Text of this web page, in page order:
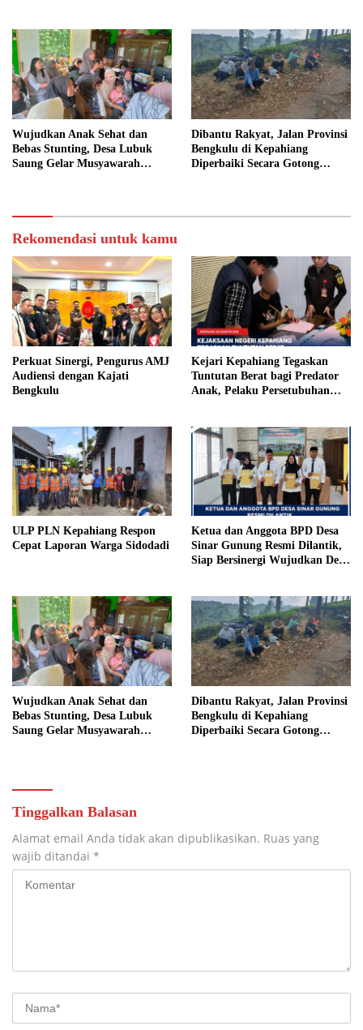
Wujudkan Anak Sehat dan
Bebas Stunting, Desa Lubuk
Saung Gelar Musyawarah
Dibantu Rakyat, Jalan Provinsi
Bengkulu di Kepahiang
Diperbaiki Secara Gotong
Rekomendasi untuk kamu
Perkuat Sinergi, Pengurus AMJ
Audiensi dengan Kajati
Bengkulu
Kejari Kepahiang Tegaskan
Tuntutan Berat bagi Predator
Anak, Pelaku Persetubuhan
Penjara
ULP PLN Kepahiang Respon
Cepat Laporan Warga Sidodadi
Ketua dan Anggota BPD Desa
Sinar Gunung Resmi Dilantik,
Siap Bersinergi Wujudkan Desa
Wujudkan Anak Sehat dan
Bebas Stunting, Desa Lubuk
Saung Gelar Musyawarah
Dibantu Rakyat, Jalan Provinsi
Bengkulu di Kepahiang
Diperbaiki Secara Gotong
Tinggalkan Balasan
Alamat email Anda tidak akan dipublikasikan. Ruas yang
wajib ditandai *